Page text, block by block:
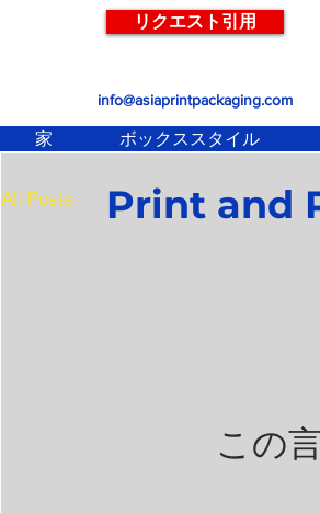
リクエスト引用
info@asiaprintpackaging.com
家 ボックススタイル
All Posts
この
Print and